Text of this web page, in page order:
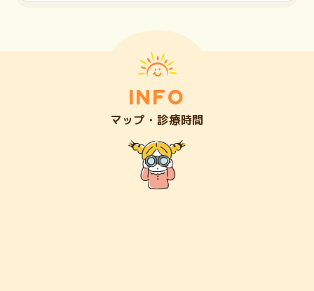
INFO
マップ・診療時間